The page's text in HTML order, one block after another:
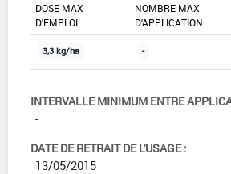
DOSE MAX
D'EMPLOI
NOMBRE MAX
D'APPLICATION
3,3 kg/ha -
INTERVALLE MINIMUM ENTRE
-
DATE DE RETRAIT DE L'USAGE :
13/05/2015